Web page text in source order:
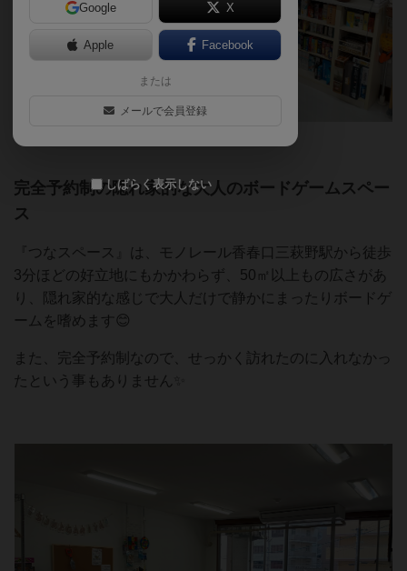
完全予約制の隠れ家的な大人のボードゲームスペー
ス
『つなスペース』は、モノレール香春口三萩野駅から徒歩
3分ほどの好立地にもかかわらず、50㎡以上もの広さがあ
り、隠れ家的な感じで大人だけで静かにまったりボードゲ
ームを嗜めます😊
また、完全予約制なので、せっかく訪れたのに入れなかっ
たという事もありません✨
Google X
Apple Facebook
または
メールで会員登録
しばらく表示しない